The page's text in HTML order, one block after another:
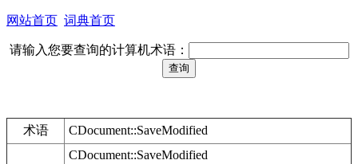
网站首页 词典首页
请输入您要查询的计算机术语：
术语 CDocument::SaveModified
CDocument::SaveModified